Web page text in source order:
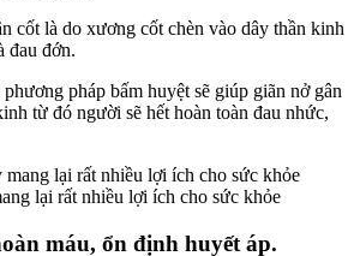
cốt là do xương cốt chèn vào dây thần kinh
đau đớn.
pháp bấm huyệt sẽ giúp giãn nở gân
từ đó người sẽ hết hoàn toàn đau nhức,
lại rất nhiều lợi ích cho sức khỏe
máu, ổn định huyết áp.